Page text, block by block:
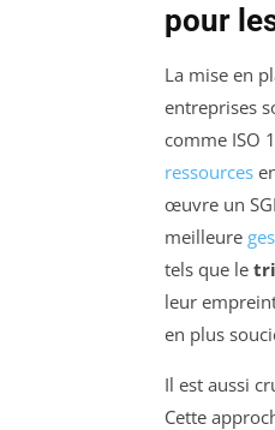
pour
La mise en
entreprises
comme ISO
ressources
œuvre un
meilleure
tels que le
leur
en plus
Il est aussi
Cette